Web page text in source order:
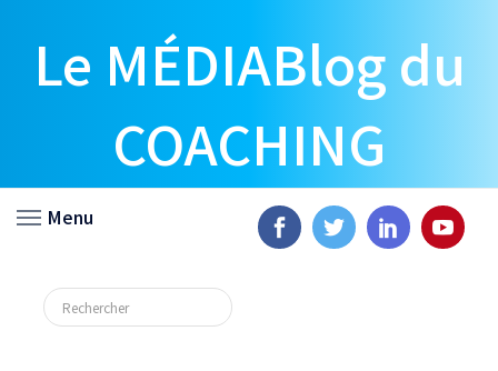
Le MÉDIABlog du
COACHING
Menu